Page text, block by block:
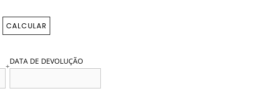
CALCULAR
+DATA DE DEVOLUÇÃO